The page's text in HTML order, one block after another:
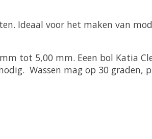
Ideaal voor het maken van
tot 5,00 mm. Eeen bol Katia
Wassen mag op 30 graden,